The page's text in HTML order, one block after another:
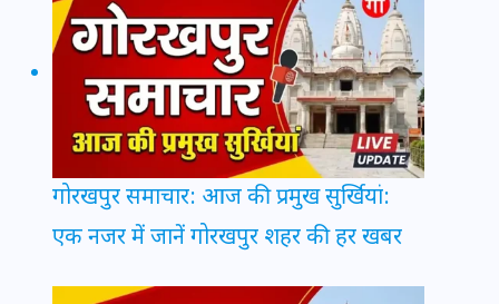
गोरखपुर समाचार: आज की प्रमुख सुर्खियां:
एक नजर में जानें गोरखपुर शहर की हर खबर